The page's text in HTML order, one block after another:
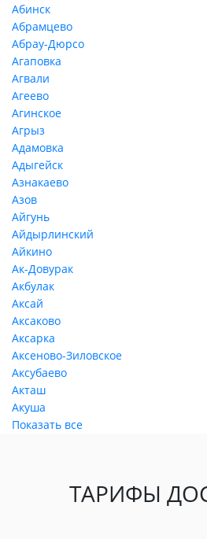
Абинск
Абрамцево
Абрау-Дюрсо
Агаповка
Агвали
Агеево
Агинское
Агрыз
Адамовка
Адыгейск
Азнакаево
Азов
Айгунь
Айдырлинский
Айкино
Ак-Довурак
Акбулак
Аксай
Аксаково
Аксарка
Аксеново-Зиловское
Аксубаево
Акташ
Акуша
Показать все
ТАРИФЫ